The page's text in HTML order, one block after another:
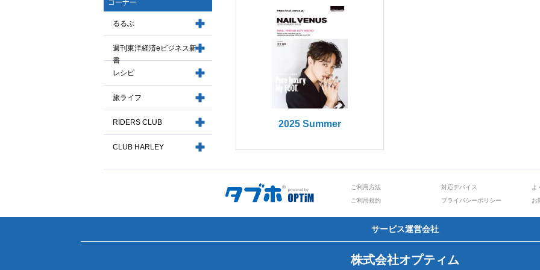
コーナー
るるぶ
週刊東洋経済eビジネス新
書
レシピ
旅ライフ
RIDERS CLUB
CLUB HARLEY
2025 Summer
ご利用方法 対応デバイス
よ
ご利用規約
プライバシーポリシー お
サービス運営会社
株式会社オプティム